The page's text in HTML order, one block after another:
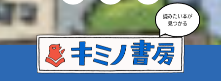
読みたい本が
見つかる